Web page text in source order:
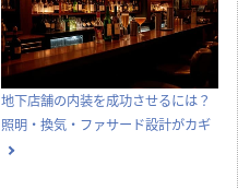
地下店舗の内装を成功させるには？
照明・換気・ファサード設計がカギ